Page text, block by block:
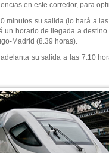
en este corredor, para
minutos su salida (lo hará a
horario de llegada a
Madrid (8.39 horas).
su salida a las 7.10